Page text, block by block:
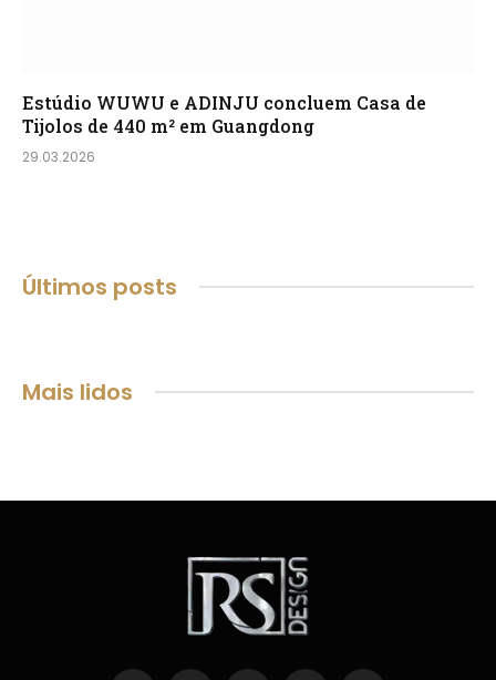
Estúdio WUWU e ADINJU concluem Casa de
Tijolos de 440 m² em Guangdong
29.03.2026
Últimos posts
Mais lidos